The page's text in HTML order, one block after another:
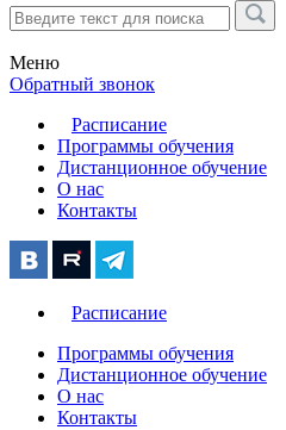
Меню
Обратный звонок
Расписание
Программы обучения
Дистанционное обучение
О нас
Контакты
Расписание
Программы обучения
Дистанционное обучение
О нас
Контакты